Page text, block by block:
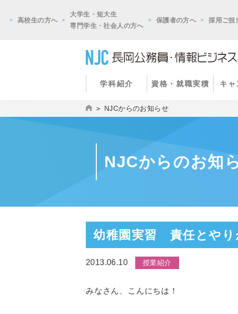
高校生の方へ
大学生・短大生
専門学生・社会人の方へ
保護者の方へ 採用ご担
学科紹介 資格・就職実積 キャ
NJCからのお知らせ
NJCからのお知
幼稚園実習 責任とやり
2013.06.10 授業紹介
みなさん、こんにちは！